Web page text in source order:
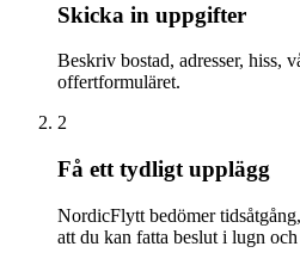
Skicka in uppgifter
Beskriv bostad, adresser, hiss,
offertformuläret.
2
Få ett tydligt upplägg
NordicFlytt bedömer
att du kan fatta beslut i lugn